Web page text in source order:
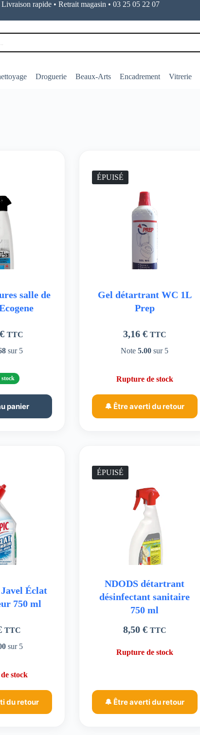
Livraison rapide • Retrait magasin • 03 25 05 22 07
Droguerie Beaux-Arts Encadrement Vitrerie
salle de
€ TTC
sur 5
stock
panier
ÉPUISÉ
Gel détartrant WC 1L
Prep
3,16 € TTC
Note5.00 sur 5
Rupture de stock
🔔 Être averti du retour
Éclat
750 ml
TTC
sur 5
stock
du retour
ÉPUISÉ
NDODS détartrant
désinfectant sanitaire
750 ml
8,50 € TTC
Rupture de stock
🔔 Être averti du retour